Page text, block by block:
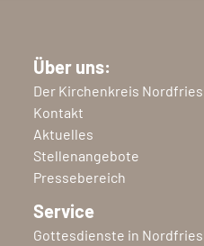
Über uns:
Der Kirchenkreis
Kontakt
Aktuelles
Stellenangebote
Pressebereich
Service
Gottesdienste in